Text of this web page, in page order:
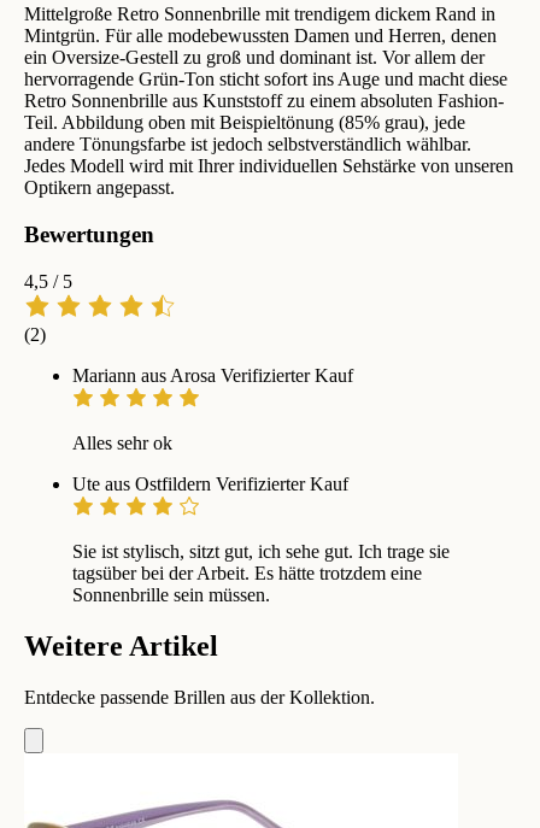
Mittelgroße Retro Sonnenbrille mit trendigem dickem Rand in
Mintgrün. Für alle modebewussten Damen und Herren, denen
ein Oversize-Gestell zu groß und dominant ist. Vor allem der
hervorragende Grün-Ton sticht sofort ins Auge und macht diese
Retro Sonnenbrille aus Kunststoff zu einem absoluten Fashion-
Teil. Abbildung oben mit Beispieltönung (85% grau), jede
andere Tönungsfarbe ist jedoch selbstverständlich wählbar.
Jedes Modell wird mit Ihrer individuellen Sehstärke von unseren
Optikern angepasst.
Bewertungen
4,5 / 5
(2)
Mariann aus Arosa Verifizierter Kauf
Alles sehr ok
Ute aus Ostfildern Verifizierter Kauf
Sie ist stylisch, sitzt gut, ich sehe gut. Ich trage sie
tagsüber bei der Arbeit. Es hätte trotzdem eine
Sonnenbrille sein müssen.
Weitere Artikel
Entdecke passende Brillen aus der Kollektion.